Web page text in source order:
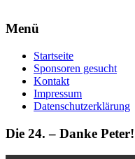
Menü
Startseite
Sponsoren gesucht
Kontakt
Impressum
Datenschutzerklärung
Die 24. – Danke Peter!